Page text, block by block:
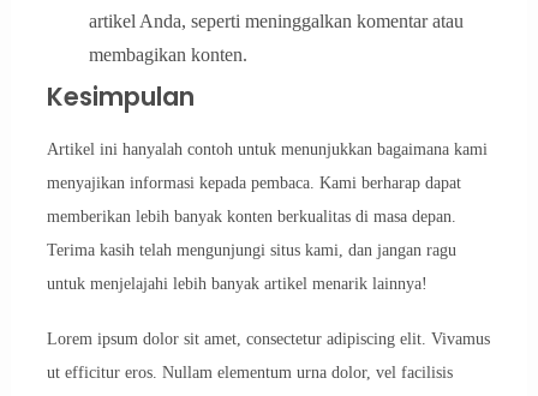
artikel Anda, seperti meninggalkan komentar atau
membagikan konten.
Kesimpulan
Artikel ini hanyalah contoh untuk menunjukkan bagaimana kami
menyajikan informasi kepada pembaca. Kami berharap dapat
memberikan lebih banyak konten berkualitas di masa depan.
Terima kasih telah mengunjungi situs kami, dan jangan ragu
untuk menjelajahi lebih banyak artikel menarik lainnya!
Lorem ipsum dolor sit amet, consectetur adipiscing elit. Vivamus
ut efficitur eros. Nullam elementum urna dolor, vel facilisis